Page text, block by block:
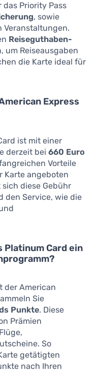
Priority Pass
, sowie
Veranstaltungen.
Reiseguthaben-
um Reiseausgaben
die Karte ideal für
Express
ist mit einer
derzeit bei 660 Euro
Vorteile
Karte angeboten
diese Gebühr
den Service, wie die
Platinum Card ein
der American
Sie
Punkte. Diese
Prämien
So
getätigten
nach Ihren